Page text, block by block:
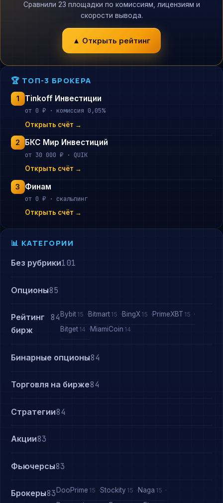
Сравнили 23 площадки по комиссиям, лицензиям и
скорости вывода.
▲ Открыть рейтинг
🏆 ТОП-3 БРОКЕРА
1 Tinkoff Инвестиции
от 0 ₽ · комиссия 0,05%
Открыть счёт →
2 БКС Мир Инвестиций
от 30 000 ₽ · QUIK
Открыть счёт →
3 Финам
от 0 ₽ · скальпинг
Открыть счёт →
📊 КАТЕГОРИИ
Без рубрики101
Опционы85
Рейтинг
бирж
84 Bybit 15 Bitmart 15 BingX 15 PrimeXBT 15
Bitget 14 MiamiCoin 14
Бинарные опционы84
Торговля на бирже84
Стратегии84
Акции83
Фьючерсы83
Брокеры83 DooPrime 15 Stockity 15 Naga 15